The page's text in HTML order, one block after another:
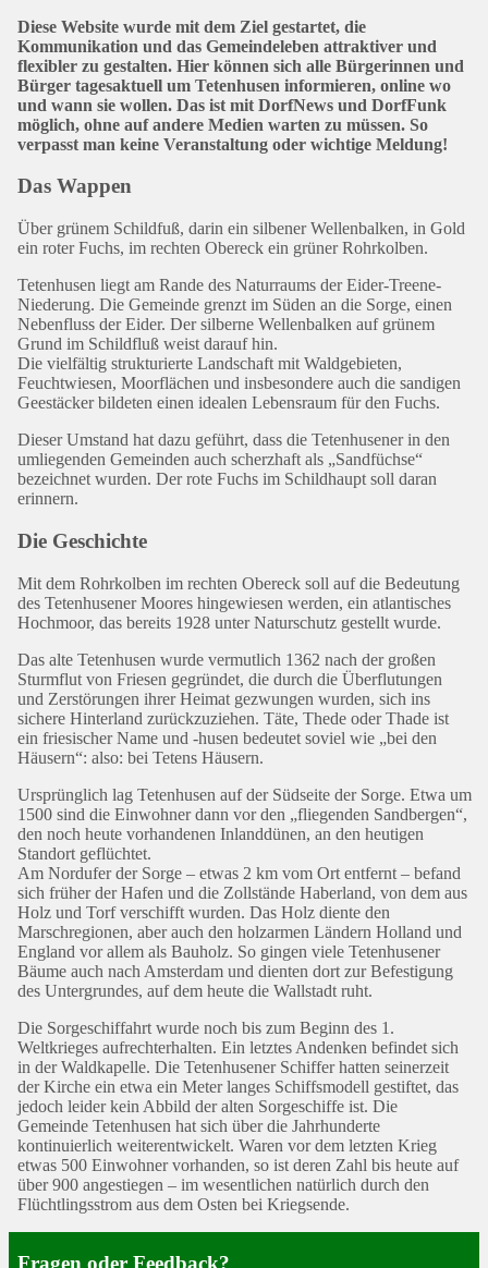
Diese Website wurde mit dem Ziel gestartet, die
Kommunikation und das Gemeindeleben attraktiver und
flexibler zu gestalten. Hier können sich alle Bürgerinnen und
Bürger tagesaktuell um Tetenhusen informieren, online wo
und wann sie wollen. Das ist mit DorfNews und DorfFunk
möglich, ohne auf andere Medien warten zu müssen. So
verpasst man keine Veranstaltung oder wichtige Meldung!
Das Wappen
Über grünem Schildfuß, darin ein silbener Wellenbalken, in Gold
ein roter Fuchs, im rechten Obereck ein grüner Rohrkolben.
Tetenhusen liegt am Rande des Naturraums der Eider-Treene-
Niederung. Die Gemeinde grenzt im Süden an die Sorge, einen
Nebenfluss der Eider. Der silberne Wellenbalken auf grünem
Grund im Schildfluß weist darauf hin.
Die vielfältig strukturierte Landschaft mit Waldgebieten,
Feuchtwiesen, Moorflächen und insbesondere auch die sandigen
Geestäcker bildeten einen idealen Lebensraum für den Fuchs.
Dieser Umstand hat dazu geführt, dass die Tetenhusener in den
umliegenden Gemeinden auch scherzhaft als „Sandfüchse“
bezeichnet wurden. Der rote Fuchs im Schildhaupt soll daran
erinnern.
Die Geschichte
Mit dem Rohrkolben im rechten Obereck soll auf die Bedeutung
des Tetenhusener Moores hingewiesen werden, ein atlantisches
Hochmoor, das bereits 1928 unter Naturschutz gestellt wurde.
Das alte Tetenhusen wurde vermutlich 1362 nach der großen
Sturmflut von Friesen gegründet, die durch die Überflutungen
und Zerstörungen ihrer Heimat gezwungen wurden, sich ins
sichere Hinterland zurückzuziehen. Täte, Thede oder Thade ist
ein friesischer Name und -husen bedeutet soviel wie „bei den
Häusern“: also: bei Tetens Häusern.
Ursprünglich lag Tetenhusen auf der Südseite der Sorge. Etwa um
1500 sind die Einwohner dann vor den „fliegenden Sandbergen“,
den noch heute vorhandenen Inlanddünen, an den heutigen
Standort geflüchtet.
Am Nordufer der Sorge – etwas 2 km vom Ort entfernt – befand
sich früher der Hafen und die Zollstände Haberland, von dem aus
Holz und Torf verschifft wurden. Das Holz diente den
Marschregionen, aber auch den holzarmen Ländern Holland und
England vor allem als Bauholz. So gingen viele Tetenhusener
Bäume auch nach Amsterdam und dienten dort zur Befestigung
des Untergrundes, auf dem heute die Wallstadt ruht.
Die Sorgeschiffahrt wurde noch bis zum Beginn des 1.
Weltkrieges aufrechterhalten. Ein letztes Andenken befindet sich
in der Waldkapelle. Die Tetenhusener Schiffer hatten seinerzeit
der Kirche ein etwa ein Meter langes Schiffsmodell gestiftet, das
jedoch leider kein Abbild der alten Sorgeschiffe ist. Die
Gemeinde Tetenhusen hat sich über die Jahrhunderte
kontinuierlich weiterentwickelt. Waren vor dem letzten Krieg
etwas 500 Einwohner vorhanden, so ist deren Zahl bis heute auf
über 900 angestiegen – im wesentlichen natürlich durch den
Flüchtlingsstrom aus dem Osten bei Kriegsende.
Fragen oder Feedback?